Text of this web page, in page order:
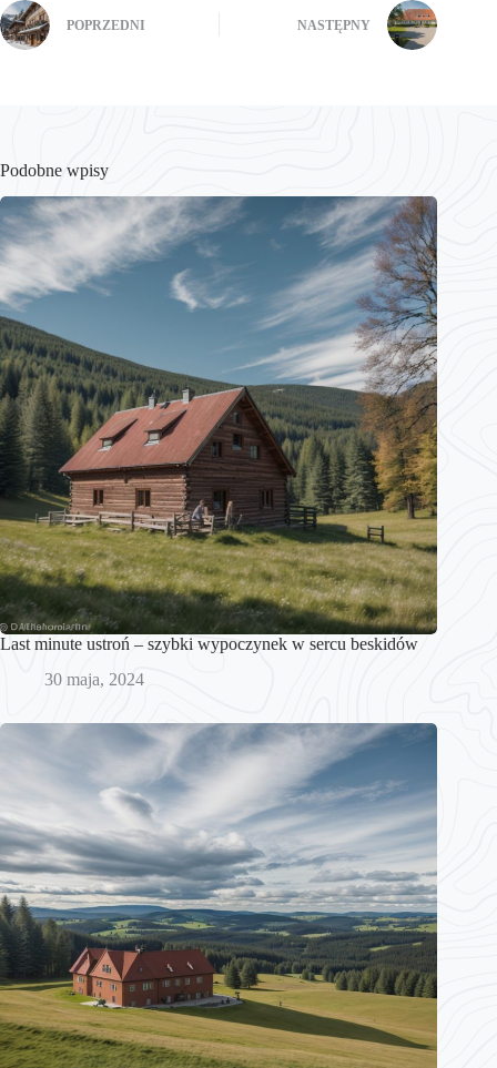
POPRZEDNI NASTĘPNY
Podobne wpisy
Last minute ustroń – szybki wypoczynek w sercu beskidów
30 maja, 2024